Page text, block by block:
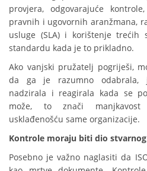
provjera, odgovarajuće
pravnih i ugovornih aranžmana,
usluge (SLA) i korištenje trećih
standardu kada je to prikladno.
Ako vanjski pružatelj pogriješi,
da ga je razumno odabrala,
nadzirala i reagirala kada se
može, to znači
usklađenošću same organizacije.
Kontrole moraju biti dio
Posebno je važno naglasiti da